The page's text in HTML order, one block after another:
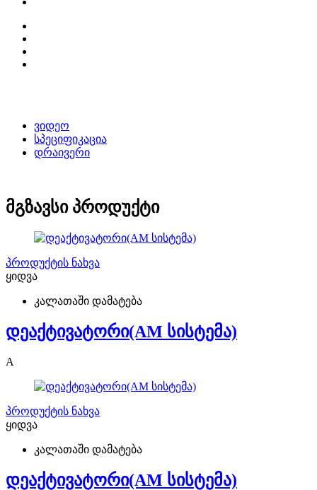
ვიდეო
სპეციფიკაცია
დრაივერი
მგზავსი პროდუქტი
პროდუქტის ნახვა
ყიდვა
კალათაში დამატება
დეაქტივატორი(AM სისტემა)
A
პროდუქტის ნახვა
ყიდვა
კალათაში დამატება
დეაქტივატორი(AM სისტემა)